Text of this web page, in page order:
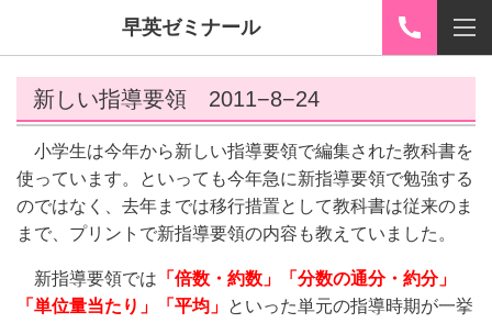
早英ゼミナール
新しい指導要領 2011−8−24
小学生は今年から新しい指導要領で編集された教科書を
使っています。といっても今年急に新指導要領で勉強する
のではなく、去年までは移行措置として教科書は従来のま
まで、プリントで新指導要領の内容も教えていました。
新指導要領では 「倍数・約数」「分数の通分・約分」
「単位量当たり」「平均」 といった単元の指導時期が一挙